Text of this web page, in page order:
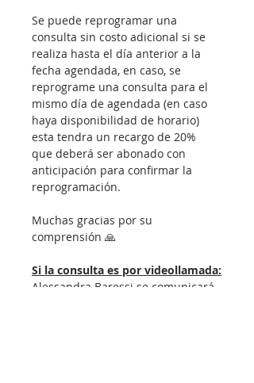
Se puede reprogramar una
consulta sin costo adicional si se
realiza hasta el día anterior a la
fecha agendada, en caso, se
reprograme una consulta para el
mismo día de agendada (en caso
haya disponibilidad de horario)
esta tendra un recargo de 20%
que deberá ser abonado con
anticipación para confirmar la
reprogramación.
Muchas gracias por su
comprensión 🙏
Si la consulta es por videollamada:
Alessandra Baressi se comunicará